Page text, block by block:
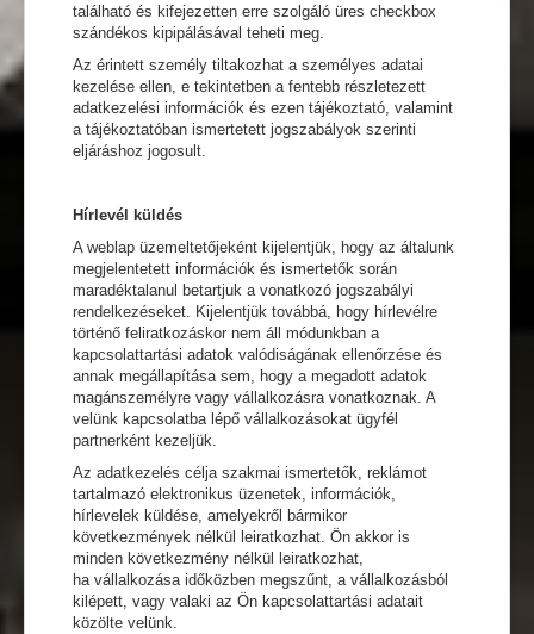
található és kifejezetten erre szolgáló üres checkbox
szándékos kipipálásával teheti meg.
Az érintett személy tiltakozhat a személyes adatai
kezelése ellen, e tekintetben a fentebb részletezett
adatkezelési információk és ezen tájékoztató, valamint
a tájékoztatóban ismertetett jogszabályok szerinti
eljáráshoz jogosult.
Hírlevél küldés
A weblap üzemeltetőjeként kijelentjük, hogy az általunk
megjelentetett információk és ismertetők során
maradéktalanul betartjuk a vonatkozó jogszabályi
rendelkezéseket. Kijelentjük továbbá, hogy hírlevélre
történő feliratkozáskor nem áll módunkban a
kapcsolattartási adatok valódiságának ellenőrzése és
annak megállapítása sem, hogy a megadott adatok
magánszemélyre vagy vállalkozásra vonatkoznak. A
velünk kapcsolatba lépő vállalkozásokat ügyfél
partnerként kezeljük.
Az adatkezelés célja szakmai ismertetők, reklámot
tartalmazó elektronikus üzenetek, információk,
hírlevelek küldése, amelyekről bármikor
következmények nélkül leiratkozhat. Ön akkor is
minden következmény nélkül leiratkozhat,
ha vállalkozása időközben megszűnt, a vállalkozásból
kilépett, vagy valaki az Ön kapcsolattartási adatait
közölte velünk.